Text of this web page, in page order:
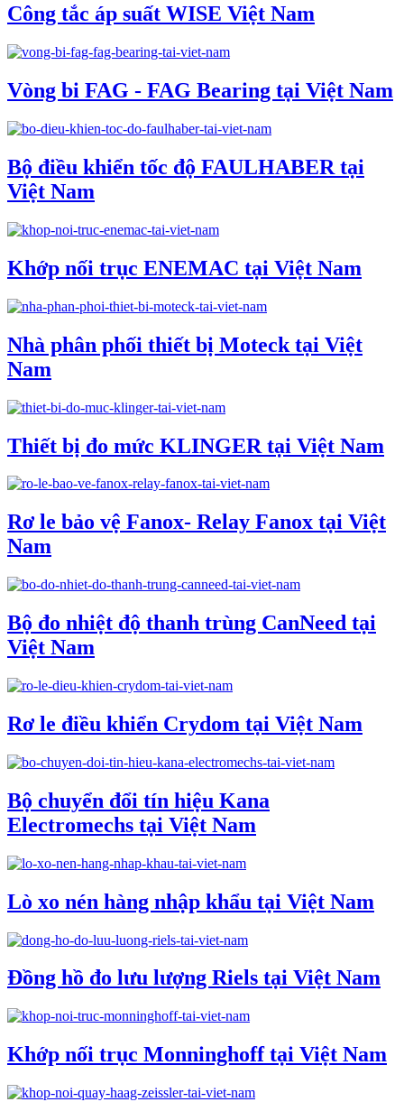
Công tắc áp suất WISE Việt Nam
Vòng bi FAG - FAG Bearing tại Việt Nam
Bộ điều khiển tốc độ FAULHABER tại
Việt Nam
Khớp nối trục ENEMAC tại Việt Nam
Nhà phân phối thiết bị Moteck tại Việt
Nam
Thiết bị đo mức KLINGER tại Việt Nam
Rơ le bảo vệ Fanox- Relay Fanox tại Việt
Nam
Bộ đo nhiệt độ thanh trùng CanNeed tại
Việt Nam
Rơ le điều khiển Crydom tại Việt Nam
Bộ chuyển đổi tín hiệu Kana
Electromechs tại Việt Nam
Lò xo nén hàng nhập khẩu tại Việt Nam
Đồng hồ đo lưu lượng Riels tại Việt Nam
Khớp nối trục Monninghoff tại Việt Nam